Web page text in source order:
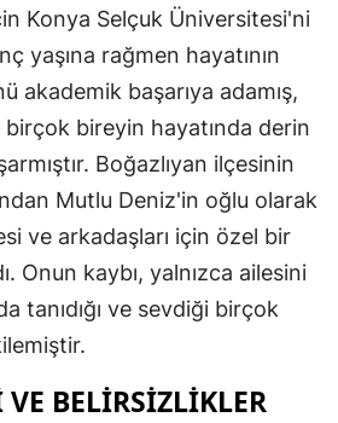
Konya Selçuk Üniversitesi'ni
yaşına rağmen hayatının
akademik başarıya adamış,
bireyin hayatında derin
Boğazlıyan ilçesinin
Mutlu Deniz'in oğlu olarak
ve arkadaşları için özel bir
Onun kaybı, yalnızca ailesini
tanıdığı ve sevdiği birçok
BELIRSIZLIKLER